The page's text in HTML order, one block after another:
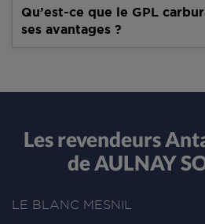
Qu’est-ce que le GPL
ses avantages ?
Les revendeurs
de AULNAY
LE BLANC MESNIL